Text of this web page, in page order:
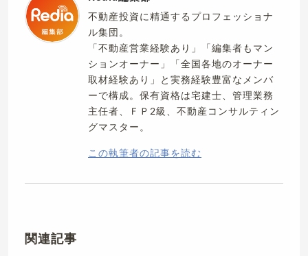
不動産投資に精通するプロフェッショナ
ル集団。
「不動産営業経験あり」「編集者もマン
ションオーナー」「全国各地のオーナー
取材経験あり」と実務経験豊富なメンバ
ーで構成。保有資格は宅建士、管理業務
主任者、ＦＰ2級、不動産コンサルティン
グマスター。
この執筆者の記事を読む
関連記事